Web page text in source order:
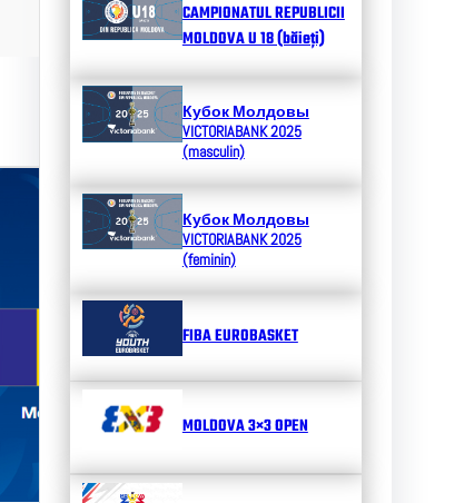
CAMPIONATUL REPUBLICII
MOLDOVA U 18 (băieți)
Кубок Молдовы
VICTORIABANK 2025
(masculin)
Кубок Молдовы
VICTORIABANK 2025
(feminin)
FIBA EUROBASKET
MOLDOVA 3×3 OPEN